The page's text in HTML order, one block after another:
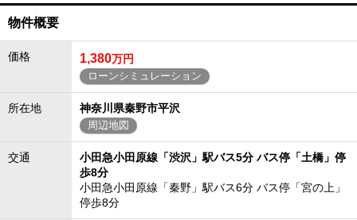
物件概要
価格 1,380万円
ローンシミュレーション
所在地 神奈川県秦野市平沢
周辺地図
交通
小田急小田原線「渋沢」駅バス5分 バス停「土橋」停
歩8分
小田急小田原線「秦野」駅バス6分 バス停「宮の上」
停歩8分